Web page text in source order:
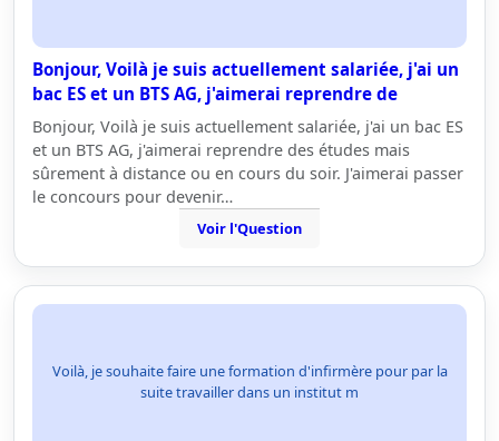
Bonjour, Voilà je suis actuellement salariée, j'ai un
bac ES et un BTS AG, j'aimerai reprendre de
Bonjour, Voilà je suis actuellement salariée, j'ai un bac ES
et un BTS AG, j'aimerai reprendre des études mais
sûrement à distance ou en cours du soir. J'aimerai passer
le concours pour devenir…
Voir l'Question
Voilà, je souhaite faire une formation d'infirmère pour par la
suite travailler dans un institut m